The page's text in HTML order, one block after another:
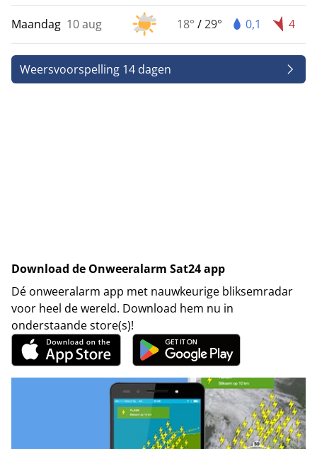
Maandag 10 aug 18° /29° 0,1 4
Weersvoorspelling 14 dagen
Download de Onweeralarm Sat24 app
Dé onweeralarm app met nauwkeurige bliksemradar
voor heel de wereld. Download hem nu in
onderstaande store(s)!